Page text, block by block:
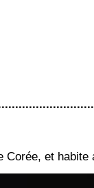
Corée, et habite